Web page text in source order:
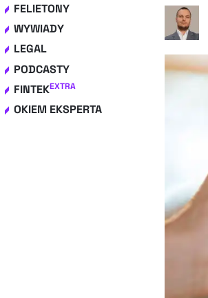
FELIETONY
WYWIADY
LEGAL
PODCASTY
FINTEKEXTRA
OKIEM EKSPERTA